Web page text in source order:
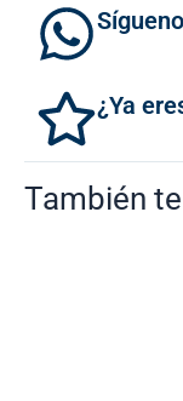
¿Ya
También